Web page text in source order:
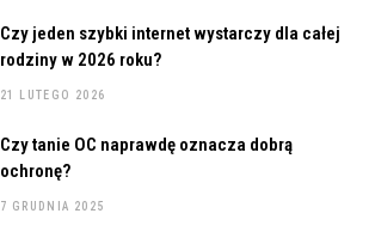
Czy jeden szybki internet wystarczy dla całej
rodziny w 2026 roku?
21 LUTEGO 2026
Czy tanie OC naprawdę oznacza dobrą
ochronę?
7 GRUDNIA 2025